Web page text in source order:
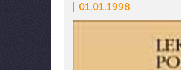
01.01.1998